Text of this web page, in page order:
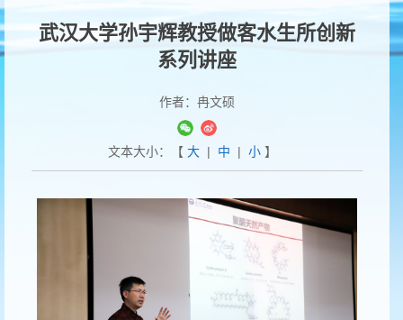
武汉大学孙宇辉教授做客水生所创新
系列讲座
作者：冉文硕
文本大小：【 大| 中 | 小】